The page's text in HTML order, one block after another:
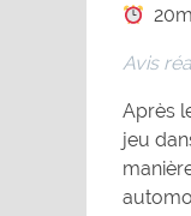
Avis
Après
jeu